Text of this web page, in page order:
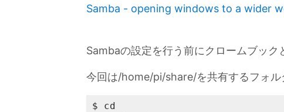
Samba - opening windows to a wider
Sambaの設定を行う前にクロームブック
今回は/home/pi/share/を共有するフォル
$ cd